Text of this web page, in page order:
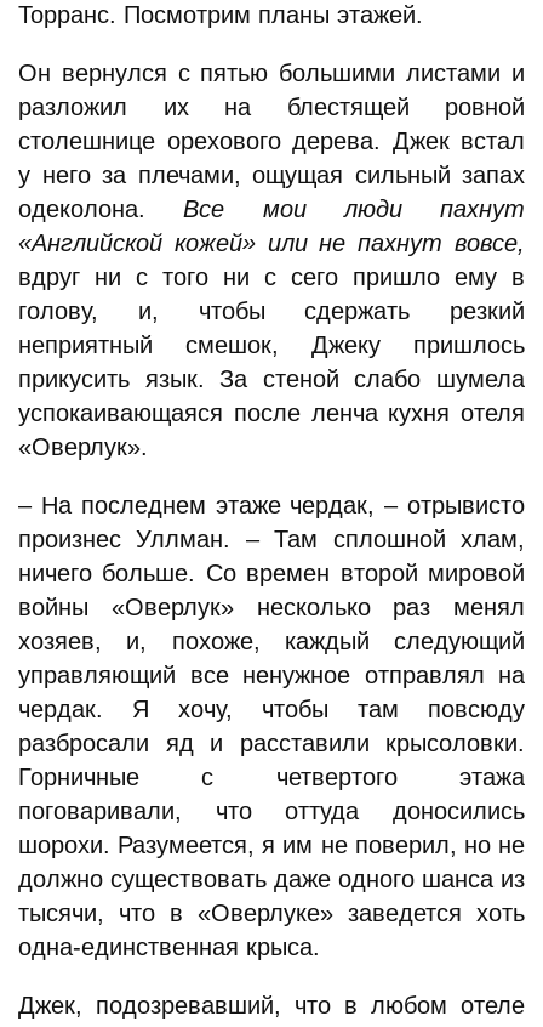
Торранс. Посмотрим планы этажей.
Он вернулся с пятью большими листами и
разложил их на блестящей ровной
столешнице орехового дерева. Джек встал
у него за плечами, ощущая сильный запах
одеколона.Все мои люди пахнут
«Английской кожей» или не пахнут вовсе,
вдруг ни с того ни с сего пришло ему в
голову, и, чтобы сдержать резкий
неприятный смешок, Джеку пришлось
прикусить язык. За стеной слабо шумела
успокаивающаяся после ленча кухня отеля
«Оверлук».
– На последнем этаже чердак, – отрывисто
произнес Уллман. – Там сплошной хлам,
ничего больше. Со времен второй мировой
войны «Оверлук» несколько раз менял
хозяев, и, похоже, каждый следующий
управляющий все ненужное отправлял на
чердак. Я хочу, чтобы там повсюду
разбросали яд и расставили крысоловки.
Горничные с четвертого этажа
поговаривали, что оттуда доносились
шорохи. Разумеется, я им не поверил, но не
должно существовать даже одного шанса из
тысячи, что в «Оверлуке» заведется хоть
одна-единственная крыса.
Джек, подозревавший, что в любом отеле